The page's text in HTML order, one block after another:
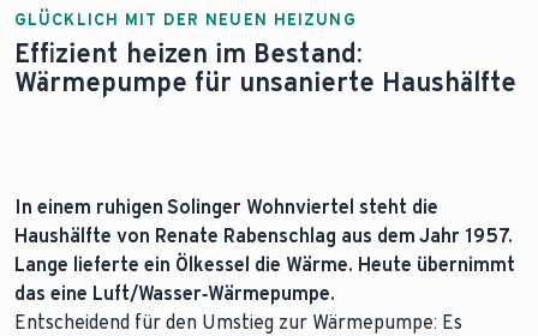
GLÜCKLICH MIT DER NEUEN HEIZUNG
Effizient heizen im Bestand:
Wärmepumpe für unsanierte Haushälfte
In einem ruhigen Solinger Wohnviertel steht die
Haushälfte von Renate Rabenschlag aus dem Jahr 1957.
Lange lieferte ein Ölkessel die Wärme. Heute übernimmt
das eine Luft/Wasser‑Wärmepumpe.
Entscheidend für den Umstieg zur Wärmepumpe: Es